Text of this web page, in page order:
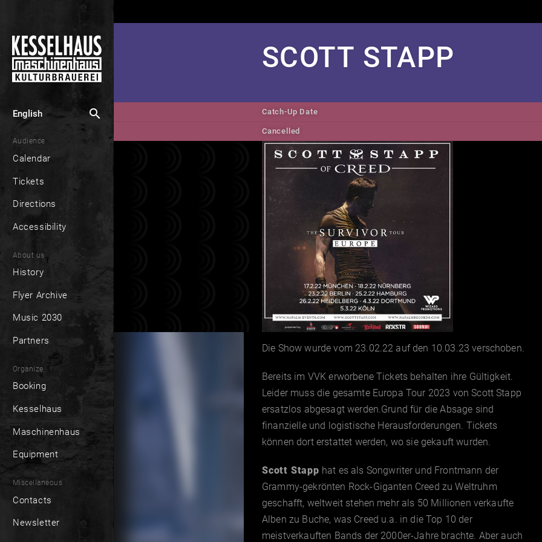
English search
Audience
Calendar
Tickets
Directions
Accessibility
About us
History
Flyer Archive
Music 2030
Partners
Organize
Booking
Kesselhaus
Maschinenhaus
Equipment
Miscellaneous
Contacts
Newsletter
SCOTT STAPP
Catch-Up Date
Cancelled
Die Show wurde vom 23.02.22 auf den 10.03.23 verschoben.
Bereits im VVK erworbene Tickets behalten ihre Gültigkeit.
Leider muss die gesamte Europa Tour 2023 von Scott Stapp
ersatzlos abgesagt werden.Grund für die Absage sind
finanzielle und logistische Herausforderungen. Tickets
können dort erstattet werden, wo sie gekauft wurden.
Scott Stapp hat es als Songwriter und Frontmann der
Grammy-gekrönten Rock-Giganten Creed zu Weltruhm
geschafft, weltweit stehen mehr als 50 Millionen verkaufte
Alben zu Buche, was Creed u.a. in die Top 10 der
meistverkauften Bands der 2000er-Jahre brachte. Aber auch